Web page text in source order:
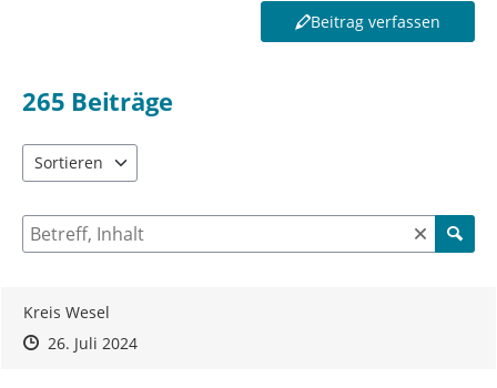
Beitrag verfassen
265 Beiträge
Sortieren
Suche nach Beiträgen und Kommentaren
Kreis Wesel
Zeitpunkt des Erstellens
Zeitpunkt des Erstellens
26. Juli 2024Zur Äußerung